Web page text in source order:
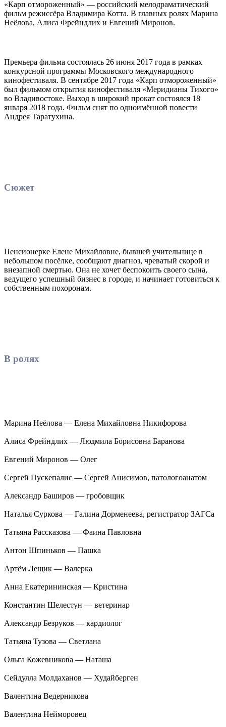
«Карп отмороженный» — российский мелодраматический
фильм режиссёра Владимира Котта. В главных ролях Марина
Неёлова, Алиса Фрейндлих и Евгений Миронов.
Премьера фильма состоялась 26 июня 2017 года в рамках
конкурсной программы Московского международного
кинофестиваля. В сентябре 2017 года «Карп отмороженный»
был фильмом открытия кинофестиваля «Меридианы Тихого»
во Владивостоке. Выход в широкий прокат состоялся 18
января 2018 года. Фильм снят по одноимённой повести
Андрея Таратухина.
Сюжет
Пенсионерке Елене Михайловне, бывшей учительнице в
небольшом посёлке, сообщают диагноз, чреватый скорой и
внезапной смертью. Она не хочет беспокоить своего сына,
ведущего успешный бизнес в городе, и начинает готовиться к
собственным похоронам.
В ролях
Марина Неёлова — Елена Михайловна Никифорова
Алиса Фрейндлих — Людмила Борисовна Баранова
Евгений Миронов — Олег
Сергей Пускепалис — Сергей Анисимов, патологоанатом
Александр Баширов — гробовщик
Наталья Суркова — Галина Дорменеева, регистратор ЗАГСа
Татьяна Рассказова — Фаина Павловна
Антон Шпиньков — Пашка
Артём Лещик — Валерка
Анна Екатерининская — Кристина
Константин Шелестун — ветеринар
Александр Безруков — кардиолог
Татьяна Тузова — Светлана
Ольга Кожевникова — Наташа
Сейдулла Молдаханов — Худайберген
Валентина Ведерникова
Валентина Нейморовец